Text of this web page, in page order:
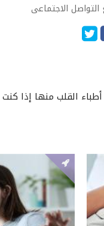
الاجتماعى